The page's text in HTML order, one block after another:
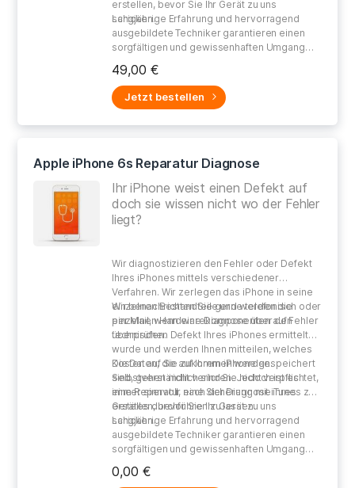
erstellen, bevor Sie Ihr Gerät zu uns
schicken.
Langjährige Erfahrung und hervorragend
ausgebildete Techniker garantieren einen
sorgfältigen und gewissenhaften Umgang
49,00 €
Jetzt bestellen
Apple iPhone 6s Reparatur Diagnose
Ihr iPhone weist einen Defekt auf
doch sie wissen nicht wo der Fehler
liegt?
Wir diagnostizieren den Fehler oder Defekt
Ihres iPhones mittels verschiedener
Verfahren. Wir zerlegen das iPhone in seine
einzelnen Bestandteile und werden die
einzelnen Hardwarekomponenten auf Fehler
überprüfen.
Wir benachrichten Sie gerne telefonisch oder
per Mail, wenn eine Diagnose über den
technischen Defekt Ihres iPhones ermittelt
wurde und werden Ihnen mitteilen, welches
Kosten auf Sie zukommen werden.
Selbstverständlich sind Sie nicht verpflichtet,
eine Reperatur nach der Diagnose ihres
Gerätes durchführen zu lassen.
Die Daten, die auf Ihrem iPhone gespeichert
sind, gehen nicht verloren. Jedoch ist es
immer sinnvoll, eine Sicherung mit iTunes zu
erstellen, bevor Sie Ihr Gerät zu uns
schicken.
Langjährige Erfahrung und hervorragend
ausgebildete Techniker garantieren einen
sorgfältigen und gewissenhaften Umgang
0,00 €